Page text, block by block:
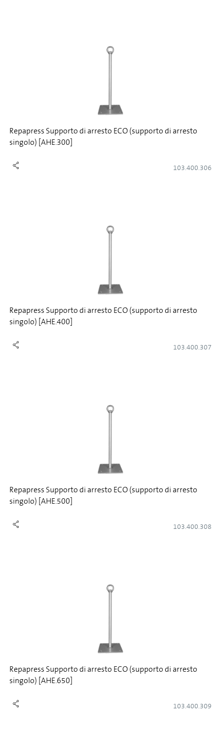
Repapress Supporto di arresto ECO (supporto di arresto
singolo) [AHE.300]
103.400.306
Repapress Supporto di arresto ECO (supporto di arresto
singolo) [AHE.400]
103.400.307
Repapress Supporto di arresto ECO (supporto di arresto
singolo) [AHE.500]
103.400.308
Repapress Supporto di arresto ECO (supporto di arresto
singolo) [AHE.650]
103.400.309